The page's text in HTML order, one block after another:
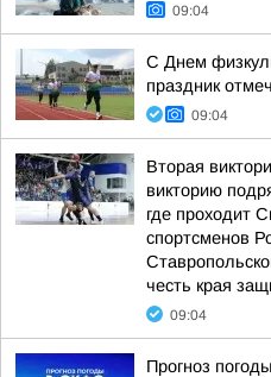
09:04
С Днем
праздник
09:04
Вторая
викторию
где проходит
спортсменов
честь края
09:04
Прогноз